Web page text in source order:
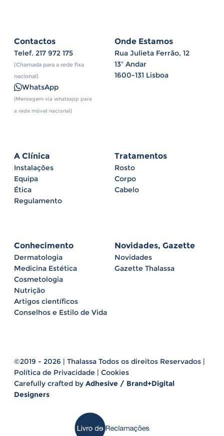
Contactos
Telef. 217 972 175
(Chamada para a rede fixa
nacional)
WhatsApp
(Mensagem via whatsapp para
a rede móvel nacional)
Onde Estamos
Rua Julieta Ferrão, 12
13º Andar
1600-131 Lisboa
A Clínica
Instalações
Equipa
Ética
Regulamento
Tratamentos
Rosto
Corpo
Cabelo
Conhecimento
Dermatologia
Medicina Estética
Cosmetologia
Nutrição
Artigos científicos
Conselhos e Estilo de Vida
Novidades, Gazette
Novidades
Gazette Thalassa
©2019 - 2026 | Thalassa Todos os direitos Reservados |
Política de Privacidade | Cookies
Carefully crafted by Adhesive / Brand+Digital
Designers